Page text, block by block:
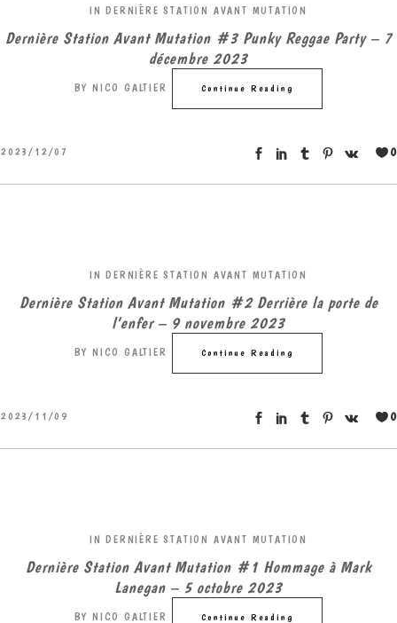
IN DERNIÈRE STATION AVANT MUTATION
Dernière Station Avant Mutation #3 Punky Reggae Party – 7
décembre 2023
BY NICO GALTIER Continue Reading
2023/12/07 0
IN DERNIÈRE STATION AVANT MUTATION
Dernière Station Avant Mutation #2 Derrière la porte de
l’enfer – 9 novembre 2023
BY NICO GALTIER Continue Reading
2023/11/09 0
IN DERNIÈRE STATION AVANT MUTATION
Dernière Station Avant Mutation #1 Hommage à Mark
Lanegan – 5 octobre 2023
BY NICO GALTIER Continue Reading